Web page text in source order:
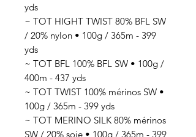
yds
~ TOT HIGHT TWIST 80% BFL SW
/ 20% nylon • 100g / 365m - 399
yds
~ TOT BFL 100% BFL SW • 100g /
400m - 437 yds
~ TOT TWIST 100% mérinos SW •
100g / 365m - 399 yds
~ TOT MERINO SILK 80% mérinos
SW / 20% soie • 100g / 365m - 399